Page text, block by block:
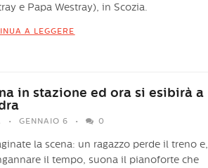
e Papa Westray), in Scozia.
A LEGGERE
in stazione ed ora si esibirà a
GENNAIO 6 0
la scena: un ragazzo perde il treno e,
il tempo, suona il pianoforte che